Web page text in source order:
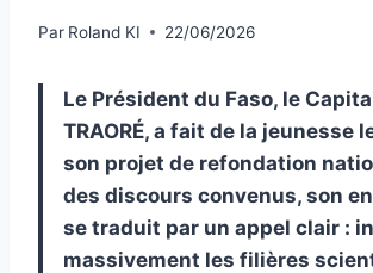
Par Roland KI 22/06/2026
Le Président du Faso, le
TRAORÉ, a fait de la jeunesse
son projet de refondation
des discours convenus, son
se traduit par un appel clair :
massivement les filières